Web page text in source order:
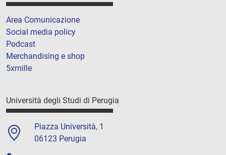
Area Comunicazione
Social media policy
Podcast
Merchandising e shop
5xmille
Università degli Studi di Perugia
Piazza Università, 1
06123 Perugia